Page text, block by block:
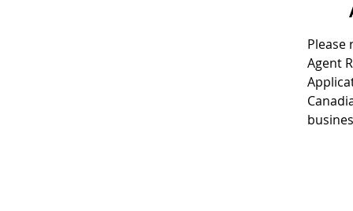
Please
Agent